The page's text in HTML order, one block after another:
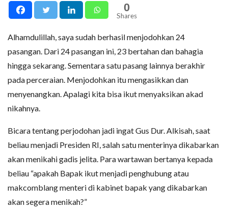
0
Shares
Alhamdulillah, saya sudah berhasil menjodohkan 24
pasangan. Dari 24 pasangan ini, 23 bertahan dan bahagia
hingga sekarang. Sementara satu pasang lainnya berakhir
pada perceraian. Menjodohkan itu mengasikkan dan
menyenangkan. Apalagi kita bisa ikut menyaksikan akad
nikahnya.
Bicara tentang perjodohan jadi ingat Gus Dur. Alkisah, saat
beliau menjadi Presiden RI, salah satu menterinya dikabarkan
akan menikahi gadis jelita. Para wartawan bertanya kepada
beliau “apakah Bapak ikut menjadi penghubung atau
makcomblang menteri di kabinet bapak yang dikabarkan
akan segera menikah?”